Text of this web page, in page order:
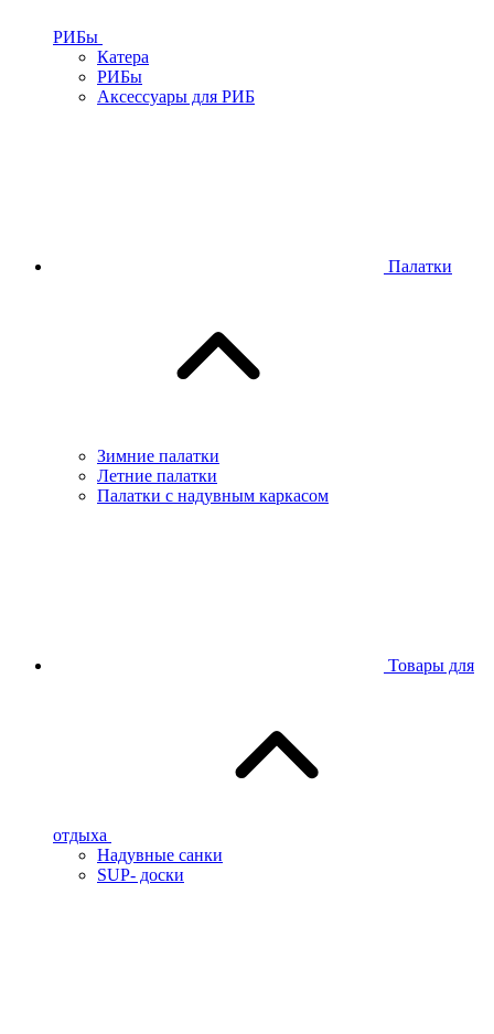
РИБы
Катера
РИБы
Аксессуары для РИБ
Палатки
Зимние палатки
Летние палатки
Палатки с надувным каркасом
Товары для
отдыха
Надувные санки
SUP- доски